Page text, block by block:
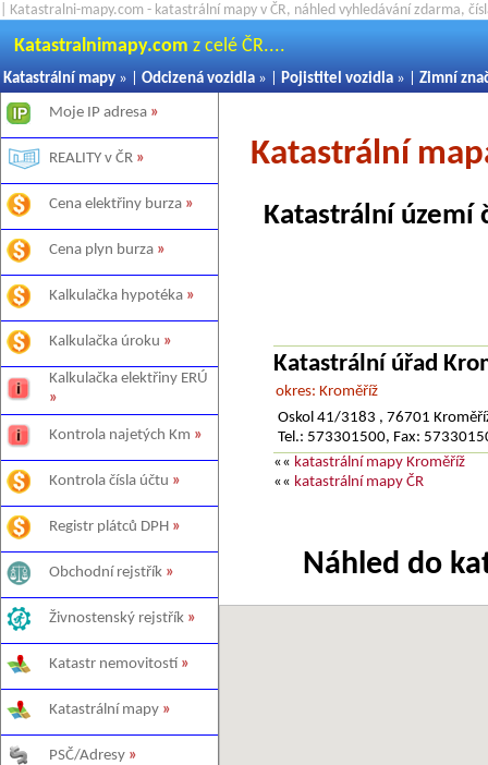
| Katastralni-mapy.com - katastrální mapy v ČR, náhled vyhledávání zdarma,
Katastralnimapy.com z celé ČR....
Katastrální mapy » | Odcizená vozidla » | Pojistitel vozidla » | Zimní
Moje IP adresa »
REALITY v ČR »
Cena elektřiny burza »
Cena plyn burza »
Kalkulačka hypotéka »
Kalkulačka úroku »
Kalkulačka elektřiny ERÚ
»
Kontrola najetých Km »
Kontrola čísla účtu »
Registr plátců DPH »
Obchodní rejstřík »
Živnostenský rejstřík »
Katastr nemovitostí »
Katastrální mapy »
PSČ/Adresy »
Katastrální
Katastrální území
Katastrální úřad
okres: Kroměříž
Oskol 41/3183 , 76701
Tel.: 573301500, Fax:
«« katastrální mapy Kroměříž
«« katastrální mapy ČR
Náhled do